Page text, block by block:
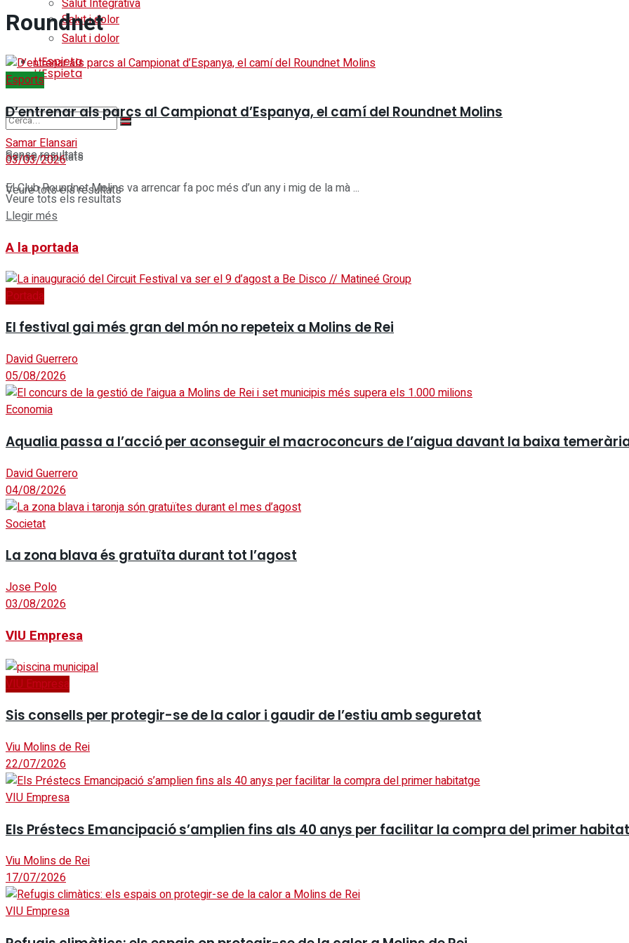
Salut i dolor
L’Espieta
Sense resultats
Veure tots els resultats
Salut Integrativa
Salut i dolor
L’Espieta
Sense resultats
Veure tots els resultats
Roundnet
Esports
D’entrenar als parcs al Campionat d’Espanya, el camí del Roundnet Molins
Samar Elansari
03/03/2026
El Club Roundnet Molins va arrencar fa poc més d’un any i mig de la mà ...
Llegir més
A la portada
Portada
El festival gai més gran del món no repeteix a Molins de Rei
David Guerrero
05/08/2026
Economia
Aqualia passa a l’acció per aconseguir el macroconcurs de l’aigua davant la baixa
David Guerrero
04/08/2026
Societat
La zona blava és gratuïta durant tot l’agost
Jose Polo
03/08/2026
VIU Empresa
VIU Empresa
Sis consells per protegir-se de la calor i gaudir de l’estiu amb seguretat
Viu Molins de Rei
22/07/2026
VIU Empresa
Els Préstecs Emancipació s’amplien fins als 40 anys per facilitar la compra del primer
Viu Molins de Rei
17/07/2026
VIU Empresa